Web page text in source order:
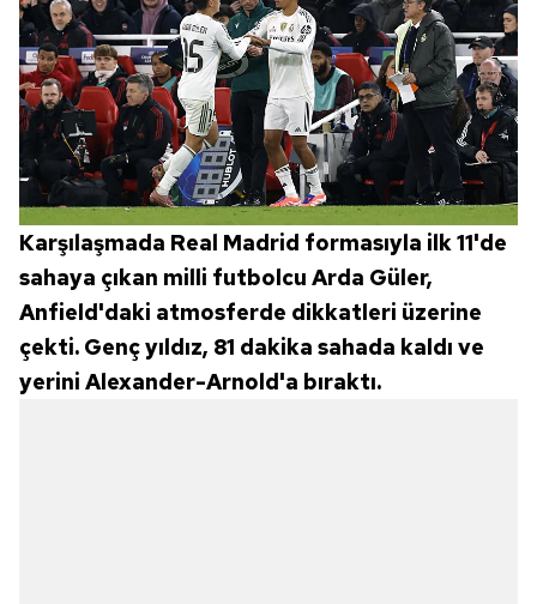
Karşılaşmada Real Madrid formasıyla ilk 11'de
sahaya çıkan milli futbolcu Arda Güler,
Anfield'daki atmosferde dikkatleri üzerine
çekti. Genç yıldız, 81 dakika sahada kaldı ve
yerini Alexander-Arnold'a bıraktı.